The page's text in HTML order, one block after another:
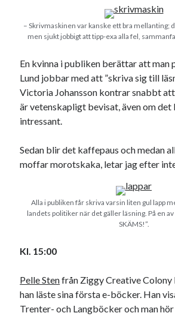
– Skrivmaskinen var kanske ett bra mellanting;
men sjukt jobbigt att tipp-exa alla fel,
En kvinna i publiken berättar att man
Lund jobbar med att ”skriva sig till
Victoria Johansson kontrar snabbt
är vetenskapligt bevisat, även om
intressant.
Sedan blir det kaffepaus och medan
moffar morotskaka, letar jag efter
Alla i publiken får skriva varsin liten gul lapp
landets politiker när det gäller läsning. På en
SKÄMS!”.
Kl. 15:00
Pelle Stenfrån Ziggy Creative
han läste sina första e-böcker. Han
Trenter- och Langböcker och man